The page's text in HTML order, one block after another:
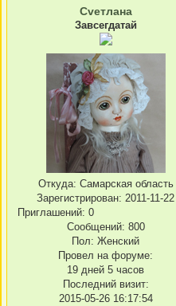
Сvетлана
Завсегдатай
Откуда: Самарская область
Зарегистрирован: 2011-11-22
Приглашений: 0
Сообщений: 800
Пол: Женский
Провел на форуме:
19 дней 5 часов
Последний визит:
2015-05-26 16:17:54